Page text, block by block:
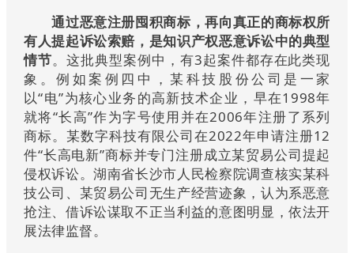
通过恶意注册囤积商标，再向真正的商标权所
有人提起诉讼索赔，是知识产权恶意诉讼中的典型
情节。这批典型案例中，有3起案件都存在此类现
象。例如案例四中，某科技股份公司是一家
以“电”为核心业务的高新技术企业，早在1998年
就将“长高”作为字号使用并在2006年注册了系列
商标。某数字科技有限公司在2022年申请注册12
件“长高电新”商标并专门注册成立某贸易公司提起
侵权诉讼。湖南省长沙市人民检察院调查核实某科
技公司、某贸易公司无生产经营迹象，认为系恶意
抢注、借诉讼谋取不正当利益的意图明显，依法开
展法律监督。